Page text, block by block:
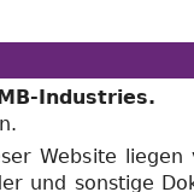
Industries.
Website
und sonstige